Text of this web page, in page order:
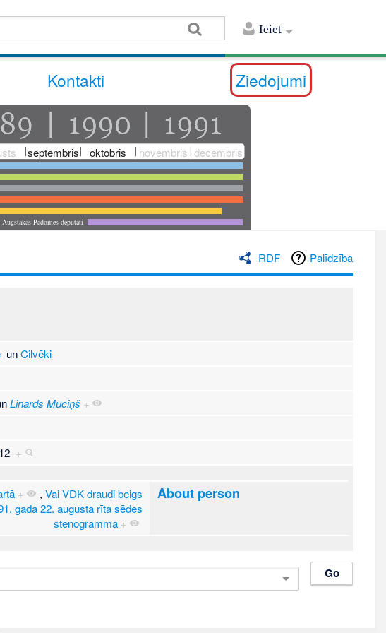
Ieiet
Kontakti Ziedojumi
septembris oktobris novembris decembris
Padomes deputāti
RDF Palīdzība
unCilvēki
Linards Muciņš +
+
+ ,Vai VDK draudi beigs
gada 22. augusta rīta sēdes
stenogramma +
About person